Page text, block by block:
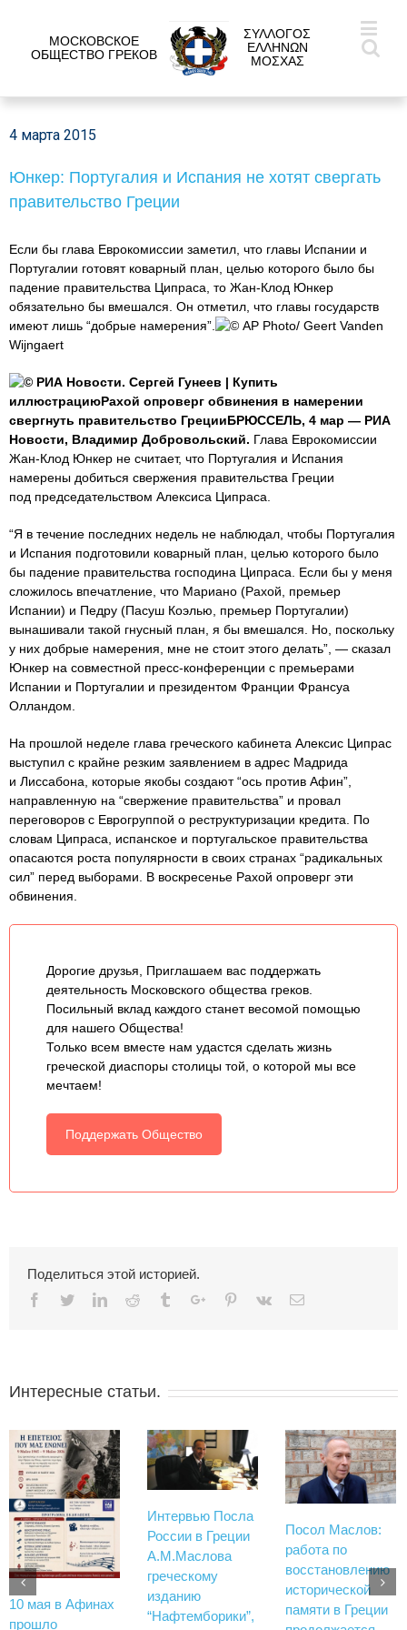
МОСКОВСКОЕ
ОБЩЕСТВО ГРЕКОВ
ΣΥΛΛΟΓΟΣ
ΕΛΛΗΝΩΝ
ΜΟΣΧΑΣ
4 марта 2015
Юнкер: Португалия и Испания не хотят свергать
правительство Греции
Если бы глава Еврокомиссии заметил, что главы Испании и
Португалии готовят коварный план, целью которого было бы
падение правительства Ципраса, то Жан-Клод Юнкер
обязательно бы вмешался. Он отметил, что главы государств
имеют лишь “добрые намерения”.
© AP Photo/ Geert Vanden
Wijngaert
© РИА Новости. Сергей Гунеев | Купить
иллюстрациюРахой опроверг обвинения в намерении
свергнуть правительство ГрецииБРЮССЕЛЬ, 4 мар — РИА
Новости, Владимир Добровольский. Глава Еврокомиссии
Жан-Клод Юнкер не считает, что Португалия и Испания
намерены добиться свержения правительства Греции
под председательством Алексиса Ципраса.
“Я в течение последних недель не наблюдал, чтобы Португалия
и Испания подготовили коварный план, целью которого было
бы падение правительства господина Ципраса. Если бы у меня
сложилось впечатление, что Мариано (Рахой, премьер
Испании) и Педру (Пасуш Коэлью, премьер Португалии)
вынашивали такой гнусный план, я бы вмешался. Но, поскольку
у них добрые намерения, мне не стоит этого делать”, — сказал
Юнкер на совместной пресс-конференции с премьерами
Испании и Португалии и президентом Франции Франсуа
Олландом.
На прошлой неделе глава греческого кабинета Алексис Ципрас
выступил с крайне резким заявлением в адрес Мадрида
и Лиссабона, которые якобы создают “ось против Афин”,
направленную на “свержение правительства” и провал
переговоров с Еврогруппой о реструктуризации кредита. По
словам Ципраса, испанское и португальское правительства
опасаются роста популярности в своих странах “радикальных
сил” перед выборами. В воскресенье Рахой опроверг эти
обвинения.
Дорогие друзья, Приглашаем вас поддержать
деятельность Московского общества греков.
Посильный вклад каждого станет весомой помощью
для нашего Общества!
Только всем вместе нам удастся сделать жизнь
греческой диаспоры столицы той, о которой мы все
мечтаем!
Поддержать Общество
Поделиться этой историей.
Facebook
TwitterLinkedinReddit TumblrGoogle+Pinterest
Vk Email
Интересные статьи.
10 мая в Афинах
прошло
Интервью Посла
России в Греции
А.М.Маслова
греческому
изданию
“Нафтемборики”,
Посол Маслов:
работа по
восстановлению
исторической
памяти в Греции